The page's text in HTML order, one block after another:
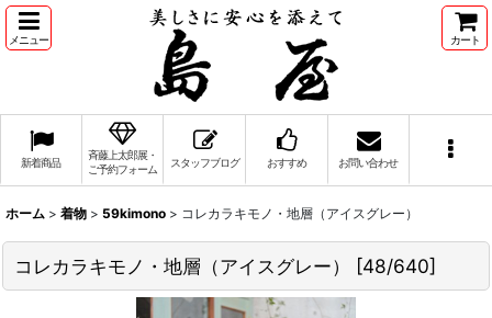
メニュー カート
新着商品
斉藤上太郎展・
ご予約フォーム
スタッフブログ おすすめ お問い合わせ
ホーム > 着物 > 59kimono > コレカラキモノ・地層（アイスグレー）
コレカラキモノ・地層（アイスグレー） [48/640]